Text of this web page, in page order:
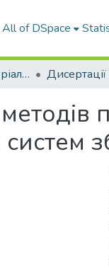
All of DSpace
Архів наукових матеріалів Дисертації
систем